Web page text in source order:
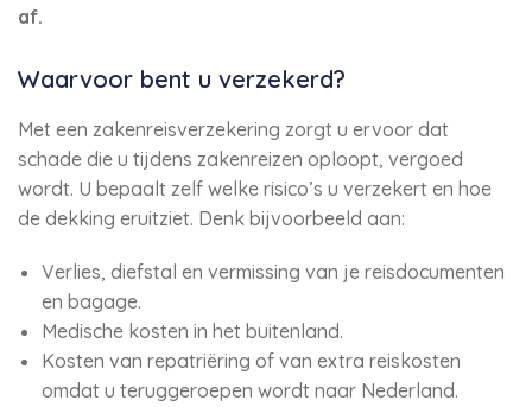
af.
Waarvoor bent u verzekerd?
Met een zakenreisverzekering zorgt u ervoor dat
schade die u tijdens zakenreizen oploopt, vergoed
wordt. U bepaalt zelf welke risico’s u verzekert en hoe
de dekking eruitziet. Denk bijvoorbeeld aan:
Verlies, diefstal en vermissing van je reisdocumenten
en bagage.
Medische kosten in het buitenland.
Kosten van repatriëring of van extra reiskosten
omdat u teruggeroepen wordt naar Nederland.